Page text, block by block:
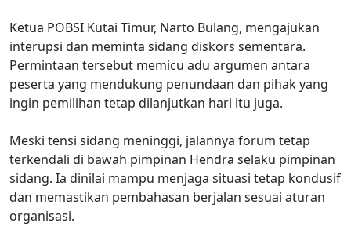
Ketua POBSI Kutai Timur, Narto Bulang, mengajukan
interupsi dan meminta sidang diskors sementara.
Permintaan tersebut memicu adu argumen antara
peserta yang mendukung penundaan dan pihak yang
ingin pemilihan tetap dilanjutkan hari itu juga.
Meski tensi sidang meninggi, jalannya forum tetap
terkendali di bawah pimpinan Hendra selaku pimpinan
sidang. Ia dinilai mampu menjaga situasi tetap kondusif
dan memastikan pembahasan berjalan sesuai aturan
organisasi.